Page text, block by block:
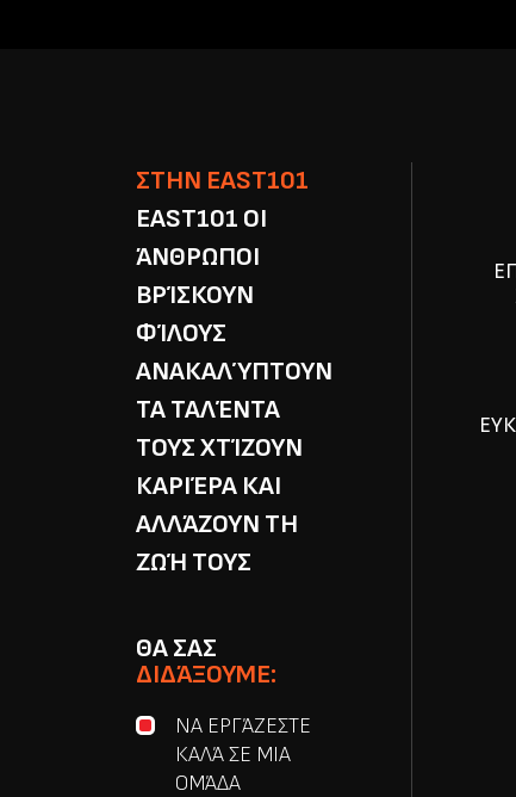
ΣΤΗΝ EAST101
EAST101 ΟΙ
ΆΝΘΡΩΠΟΙ
ΒΡΊΣΚΟΥΝ
ΦΊΛΟΥΣ
ΑΝΑΚΑΛΎΠΤΟΥΝ
ΤΑ ΤΑΛΈΝΤΑ
ΤΟΥΣ ΧΤΊΖΟΥΝ
ΚΑΡΙΈΡΑ ΚΑΙ
ΑΛΛΆΖΟΥΝ ΤΗ
ΖΩΉ ΤΟΥΣ
ΘΑ ΣΑΣ
ΔΙΔΆΞΟΥΜΕ:
ΝΑ ΕΡΓΆΖΕΣΤΕ
ΚΑΛΆ ΣΕ ΜΙΑ
ΟΜΆΔΑ